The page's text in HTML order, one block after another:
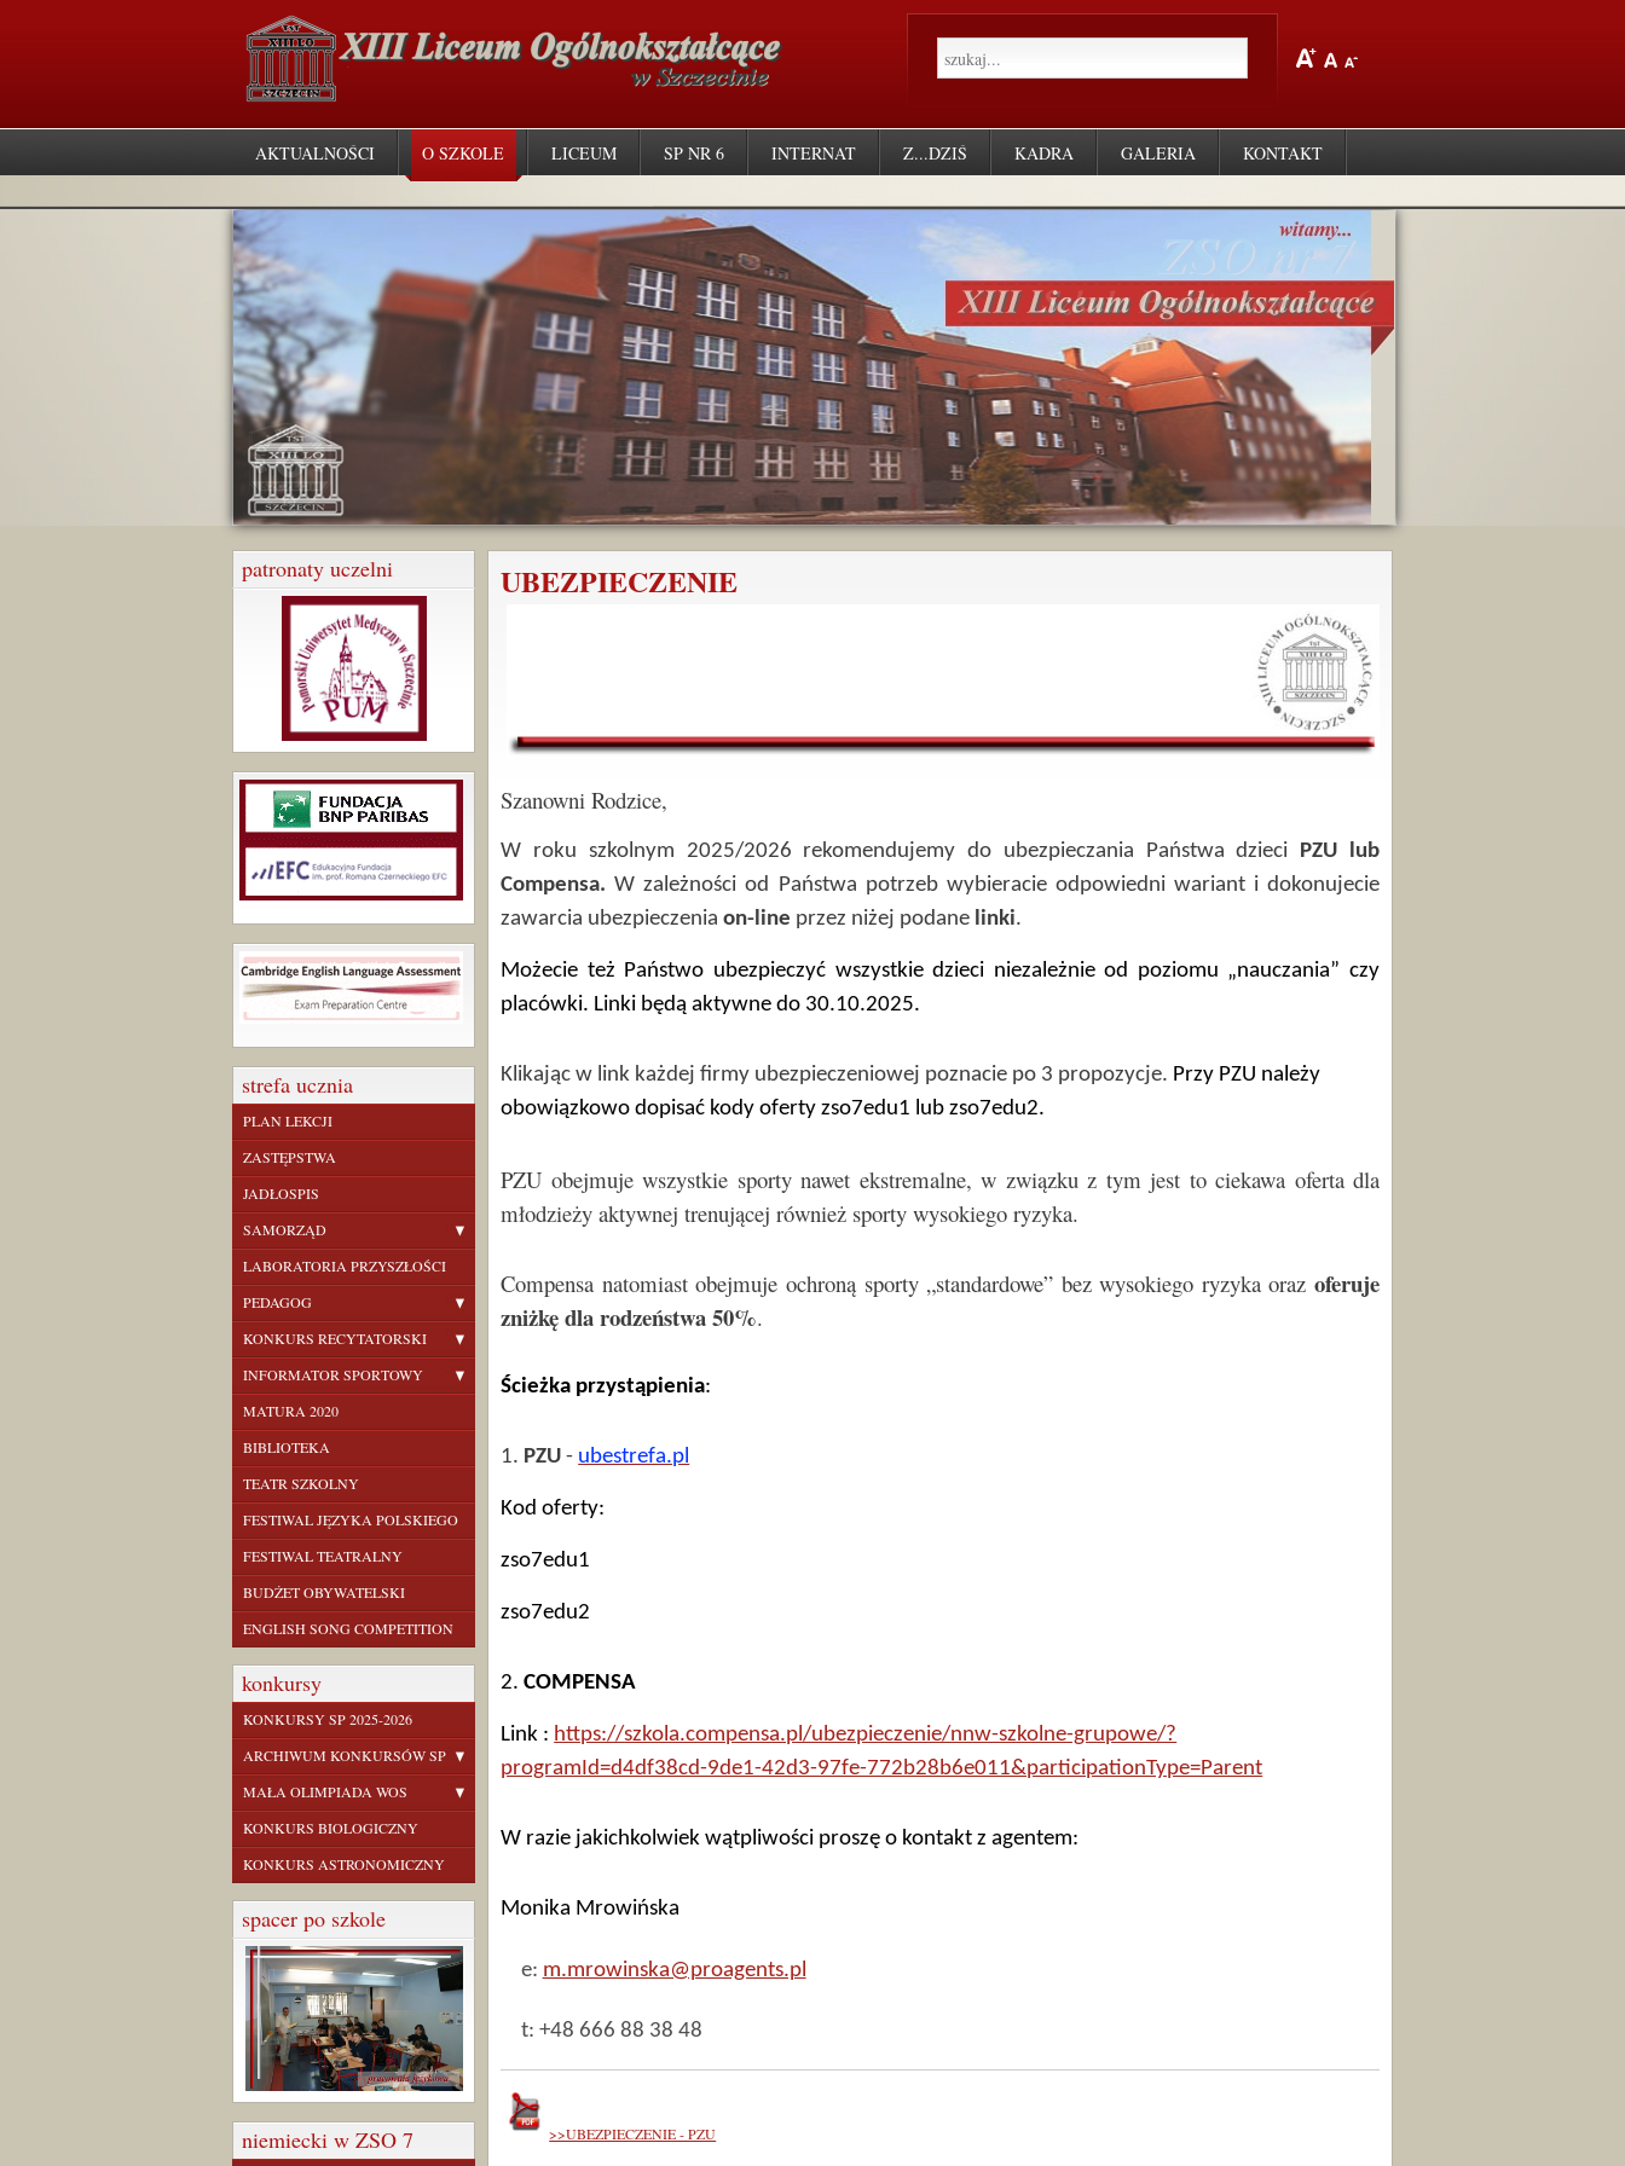
AKTUALNOŚCI O SZKOLE LICEUM SP NR 6 INTERNAT Z...DZIŚ KADRA GALERIA KONTAKT
UBEZPIECZENIE
Szanowni Rodzice,
W roku szkolnym 2025/2026 rekomendujemy do ubezpieczania Państwa dzieci PZU lub
Compensa.W zależności od Państwa potrzeb wybieracie odpowiedni wariant i dokonujecie
zawarcia ubezpieczeniaon-line przez niżej podane linki.
Możecie też Państwo ubezpieczyć wszystkie dzieci niezależnie od poziomu „nauczania” czy
placówki. Linki będą aktywne do 30.10.2025.
Klikając w link każdej firmy ubezpieczeniowej poznacie po 3 propozycje. Przy PZU należy
obowiązkowo dopisać kody ofertyzso7edu1 lubzso7edu2.
PZU obejmuje wszystkie sporty nawet ekstremalne, w związku z tym jest to ciekawa oferta dla
młodzieży aktywnej trenującej również sporty wysokiego ryzyka.
Compensa natomiast obejmuje ochroną sporty „standardowe” bez wysokiego ryzyka oraz oferuje
zniżkę dla rodzeństwa 50%.
Ścieżka przystąpienia:
1. PZU - ubestrefa.pl
Kod oferty:
zso7edu1
zso7edu2
2.COMPENSA
Link : https://szkola.compensa.pl/ubezpieczenie/nnw-szkolne-grupowe/?
programId=d4df38cd-9de1-42d3-97fe-772b28b6e011&participationType=Parent
W razie jakichkolwiek wątpliwości proszę o kontakt z agentem:
Monika Mrowińska
e: m.mrowinska@proagents.pl
t: +48 666 88 38 48
>>UBEZPIECZENIE - PZU
patronaty uczelni
strefa ucznia
PLAN LEKCJI
ZASTĘPSTWA
JADŁOSPIS
SAMORZĄD
LABORATORIA PRZYSZŁOŚCI
PEDAGOG
KONKURS RECYTATORSKI
INFORMATOR SPORTOWY
MATURA 2020
BIBLIOTEKA
TEATR SZKOLNY
FESTIWAL JĘZYKA POLSKIEGO
FESTIWAL TEATRALNY
BUDŻET OBYWATELSKI
ENGLISH SONG COMPETITION
konkursy
KONKURSY SP 2025-2026
ARCHIWUM KONKURSÓW SP
MAŁA OLIMPIADA WOS
KONKURS BIOLOGICZNY
KONKURS ASTRONOMICZNY
spacer po szkole
niemiecki w ZSO 7